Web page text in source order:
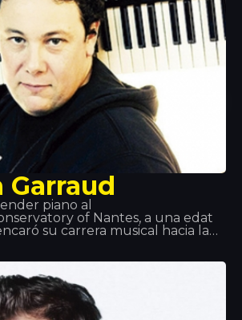
piano al
of Nantes, a una edat
su carrera musical hacia la
Beyoncé, Deep Dish… y
proyectos con David Guetta y
encontrar en
LoveParade… y ¡Tropics!